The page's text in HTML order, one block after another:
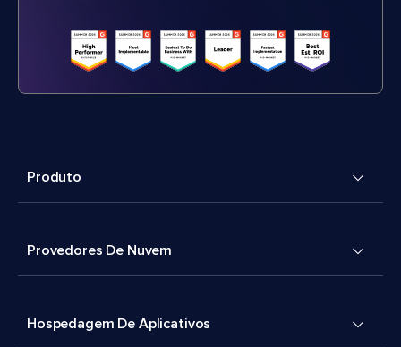
Produto
Provedores De Nuvem
Hospedagem De Aplicativos